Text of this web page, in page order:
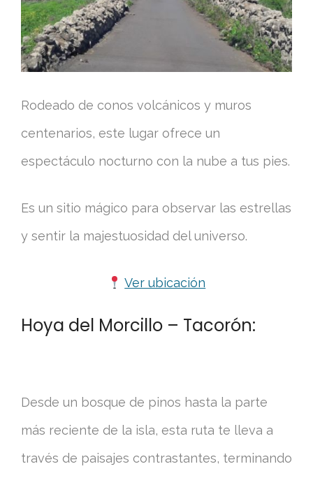
Rodeado de conos volcánicos y muros
centenarios, este lugar ofrece un
espectáculo nocturno con la nube a tus pies.
Es un sitio mágico para observar las estrellas
y sentir la majestuosidad del universo.
Ver ubicación
Hoya del Morcillo – Tacorón:
Desde un bosque de pinos hasta la parte
más reciente de la isla, esta ruta te lleva a
través de paisajes contrastantes, terminando